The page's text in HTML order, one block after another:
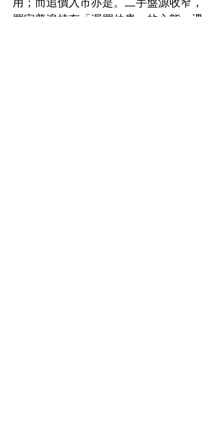
用；而追價入市亦是。二手盤源收窄，
買家普遍持有「遲買仲貴」的心態，遇